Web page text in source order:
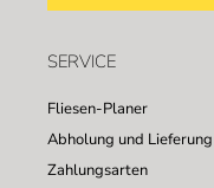
SERVICE
Fliesen-Planer
Abholung und Lieferung
Zahlungsarten